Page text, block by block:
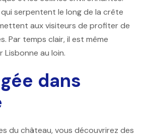
qui serpentent le long de la crête
aux visiteurs de profiter de
Par temps clair, il est même
Lisbonne au loin.
dans
du château, vous découvrirez des